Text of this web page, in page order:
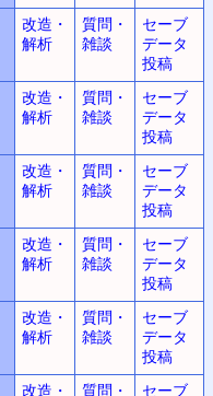
改造・
解析
質問・
雑談
セーブ
データ
投稿
改造・
解析
質問・
雑談
セーブ
データ
投稿
改造・
解析
質問・
雑談
セーブ
データ
投稿
改造・
解析
質問・
雑談
セーブ
データ
投稿
改造・
解析
質問・
雑談
セーブ
データ
投稿
改造・
質問・
セーブ